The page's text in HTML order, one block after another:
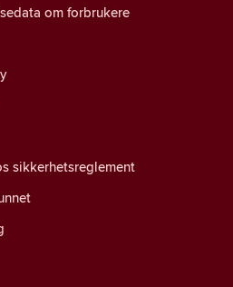
om forbrukere
sikkerhetsreglement